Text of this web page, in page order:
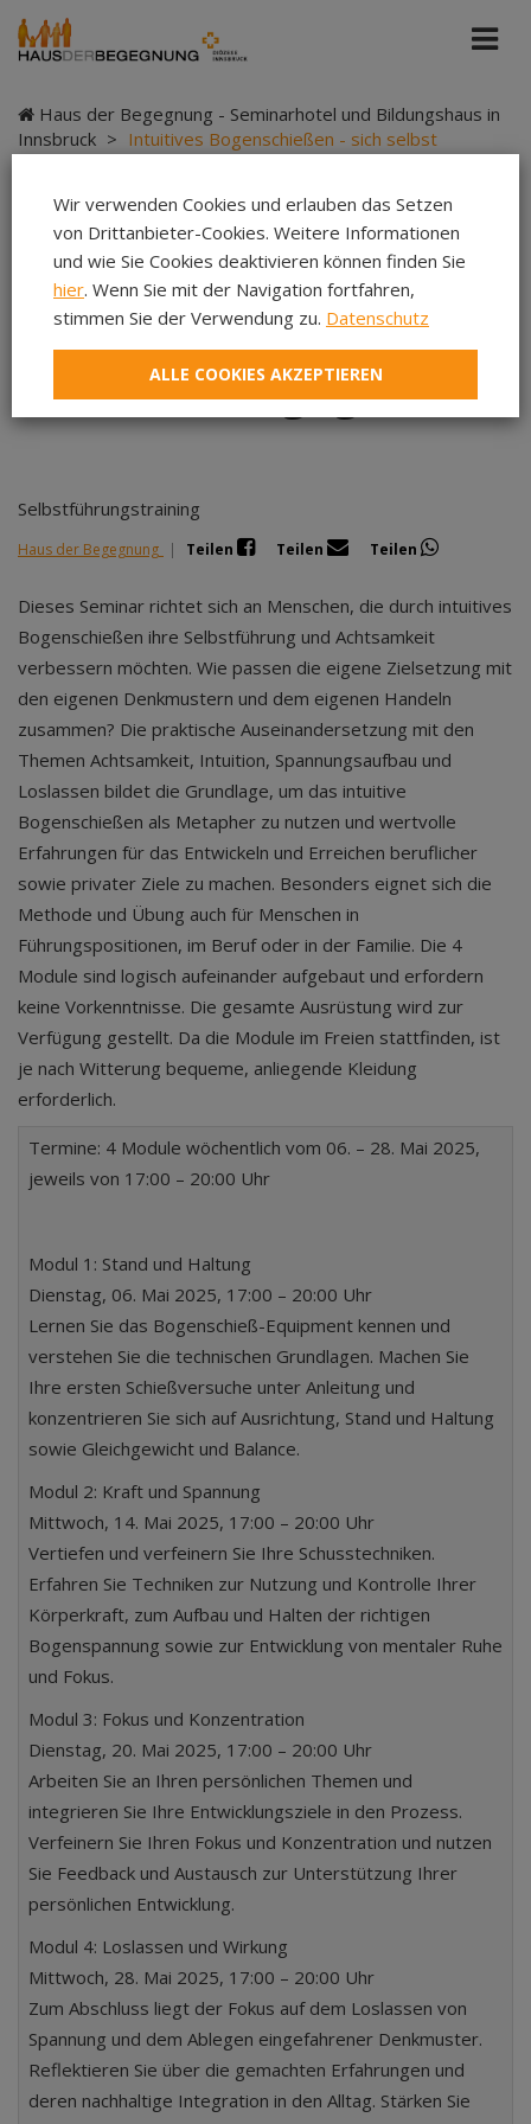
Haus der Begegnung - Seminarhotel und Bildungshaus in
Innsbruck > Intuitives Bogenschießen - sich selbst
Intuitives
Bogenschießen - sich
selbst begegnen
Selbstführungstraining
Haus der Begegnung | Teilen Teilen Teilen
Dieses Seminar richtet sich an Menschen, die durch intuitives
Bogenschießen ihre Selbstführung und Achtsamkeit
verbessern möchten. Wie passen die eigene Zielsetzung mit
den eigenen Denkmustern und dem eigenen Handeln
zusammen? Die praktische Auseinandersetzung mit den
Themen Achtsamkeit, Intuition, Spannungsaufbau und
Loslassen bildet die Grundlage, um das intuitive
Bogenschießen als Metapher zu nutzen und wertvolle
Erfahrungen für das Entwickeln und Erreichen beruflicher
sowie privater Ziele zu machen. Besonders eignet sich die
Methode und Übung auch für Menschen in
Führungspositionen, im Beruf oder in der Familie. Die 4
Module sind logisch aufeinander aufgebaut und erfordern
keine Vorkenntnisse. Die gesamte Ausrüstung wird zur
Verfügung gestellt. Da die Module im Freien stattfinden, ist
je nach Witterung bequeme, anliegende Kleidung
erforderlich.
Termine: 4 Module wöchentlich vom 06. – 28. Mai 2025,
jeweils von 17:00 – 20:00 Uhr
Modul 1: Stand und Haltung
Dienstag, 06. Mai 2025, 17:00 – 20:00 Uhr
Lernen Sie das Bogenschieß-Equipment kennen und
verstehen Sie die technischen Grundlagen. Machen Sie
Ihre ersten Schießversuche unter Anleitung und
konzentrieren Sie sich auf Ausrichtung, Stand und Haltung
sowie Gleichgewicht und Balance.
Modul 2: Kraft und Spannung
Mittwoch, 14. Mai 2025, 17:00 – 20:00 Uhr
Vertiefen und verfeinern Sie Ihre Schusstechniken.
Erfahren Sie Techniken zur Nutzung und Kontrolle Ihrer
Körperkraft, zum Aufbau und Halten der richtigen
Bogenspannung sowie zur Entwicklung von mentaler Ruhe
und Fokus.
Modul 3: Fokus und Konzentration
Dienstag, 20. Mai 2025, 17:00 – 20:00 Uhr
Arbeiten Sie an Ihren persönlichen Themen und
integrieren Sie Ihre Entwicklungsziele in den Prozess.
Verfeinern Sie Ihren Fokus und Konzentration und nutzen
Sie Feedback und Austausch zur Unterstützung Ihrer
persönlichen Entwicklung.
Modul 4: Loslassen und Wirkung
Mittwoch, 28. Mai 2025, 17:00 – 20:00 Uhr
Zum Abschluss liegt der Fokus auf dem Loslassen von
Spannung und dem Ablegen eingefahrener Denkmuster.
Reflektieren Sie über die gemachten Erfahrungen und
deren nachhaltige Integration in den Alltag. Stärken Sie
Wir verwenden Cookies und erlauben das Setzen
von Drittanbieter-Cookies. Weitere Informationen
und wie Sie Cookies deaktivieren können finden Sie
hier. Wenn Sie mit der Navigation fortfahren,
stimmen Sie der Verwendung zu. Datenschutz
ALLE COOKIES AKZEPTIEREN